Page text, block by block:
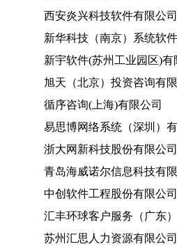
西安炎兴科技软件有限公司
新华科技（南京）系统软
新宇软件(苏州工业园区)有
旭天（北京）投资咨询有限
循序咨询(上海)有限公司
易思博网络系统（深圳）有
浙大网新科技股份有限公司
青岛海威诺尔信息科技有限
中创软件工程股份有限公司
汇丰环球客户服务（广东
苏州汇思人力资源有限公司